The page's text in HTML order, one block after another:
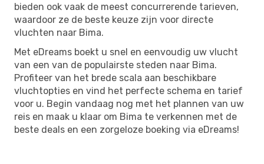
bieden ook vaak de meest concurrerende tarieven,
waardoor ze de beste keuze zijn voor directe
vluchten naar Bima.
Met eDreams boekt u snel en eenvoudig uw vlucht
van een van de populairste steden naar Bima.
Profiteer van het brede scala aan beschikbare
vluchtopties en vind het perfecte schema en tarief
voor u. Begin vandaag nog met het plannen van uw
reis en maak u klaar om Bima te verkennen met de
beste deals en een zorgeloze boeking via eDreams!